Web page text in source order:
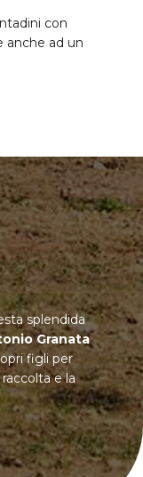
con
anche ad un
splendida
Granata
figli per
e la